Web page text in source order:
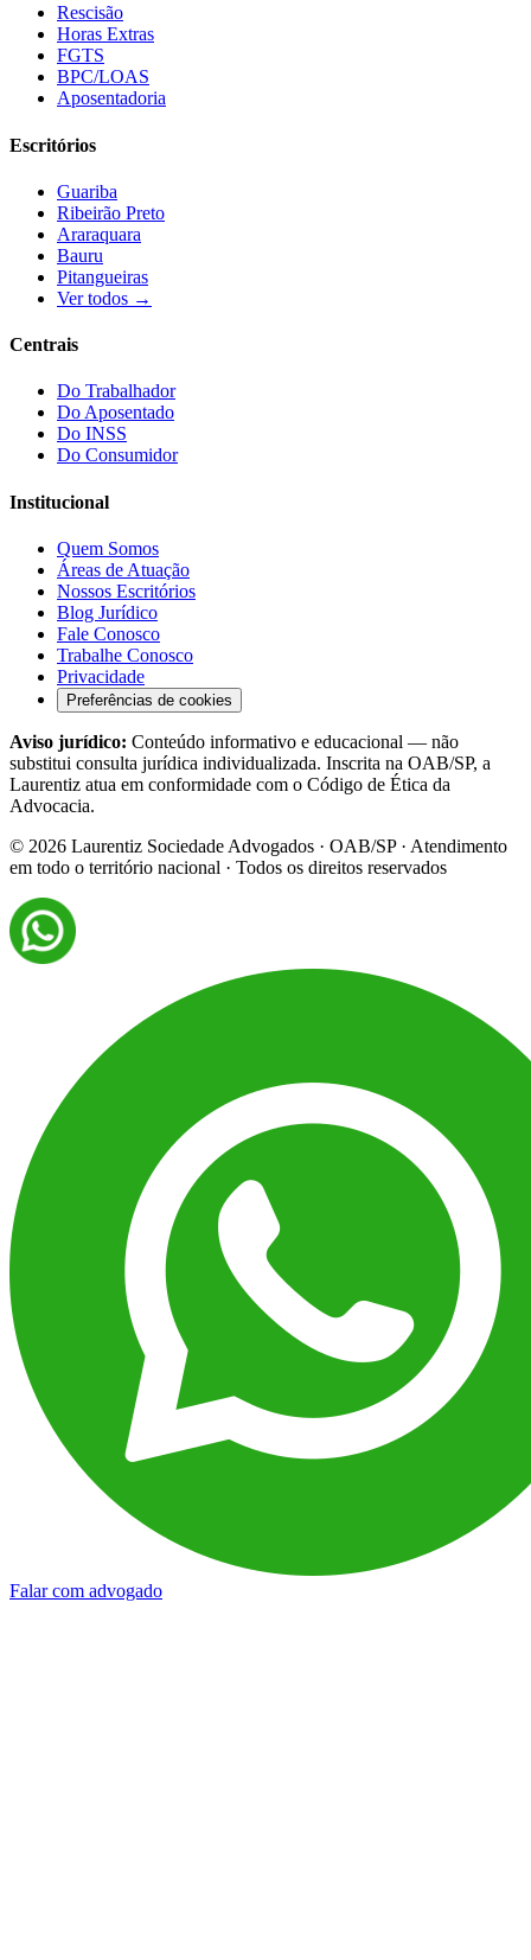
Rescisão
Horas Extras
FGTS
BPC/LOAS
Aposentadoria
Escritórios
Guariba
Ribeirão Preto
Araraquara
Bauru
Pitangueiras
Ver todos →
Centrais
Do Trabalhador
Do Aposentado
Do INSS
Do Consumidor
Institucional
Quem Somos
Áreas de Atuação
Nossos Escritórios
Blog Jurídico
Fale Conosco
Trabalhe Conosco
Privacidade
Preferências de cookies
Aviso jurídico: Conteúdo informativo e educacional — não
substitui consulta jurídica individualizada. Inscrita na OAB/SP, a
Laurentiz atua em conformidade com o Código de Ética da
Advocacia.
© 2026 Laurentiz Sociedade Advogados · OAB/SP · Atendimento
em todo o território nacional · Todos os direitos reservados
Falar com advogado